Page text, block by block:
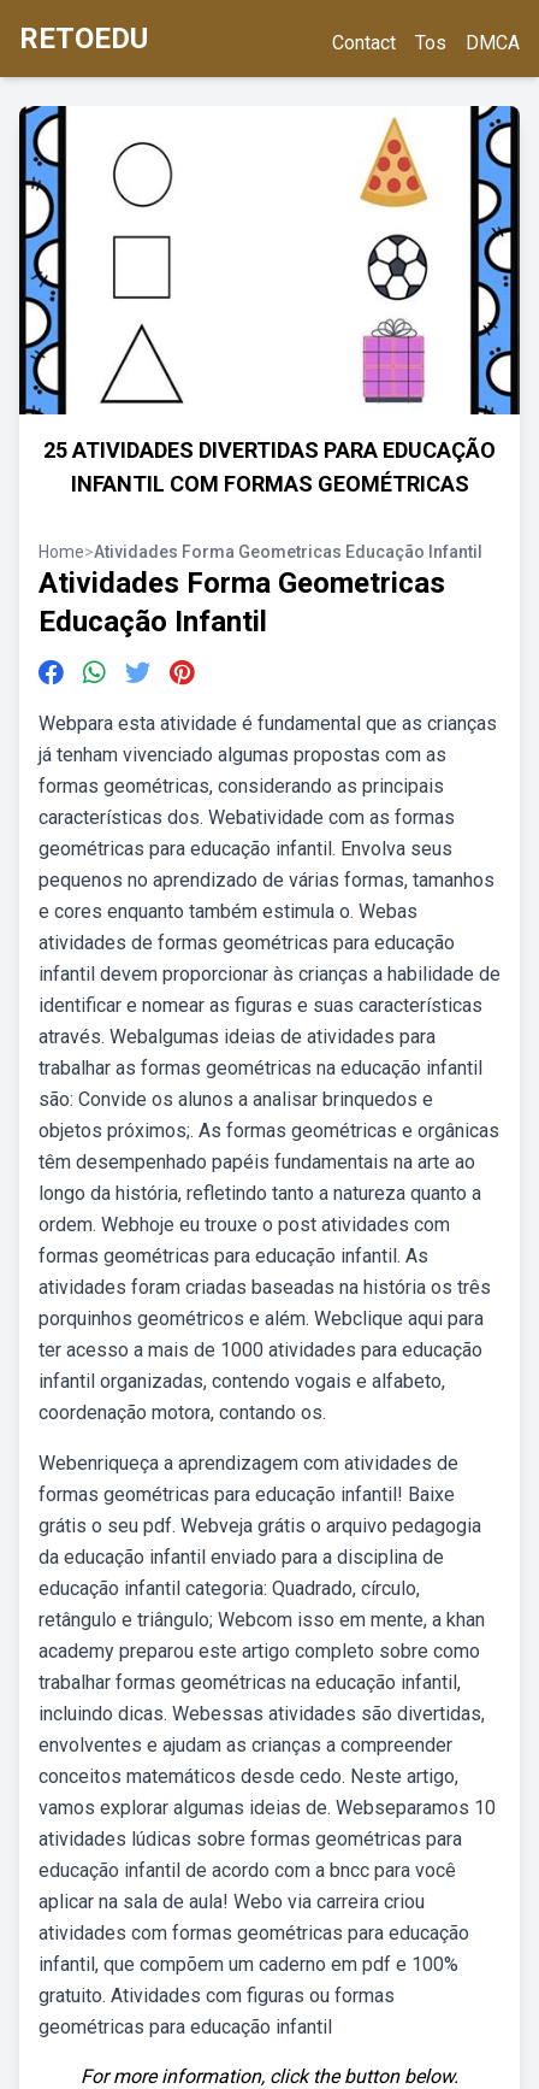
RETOEDU Contact Tos DMCA
25 ATIVIDADES DIVERTIDAS PARA EDUCAÇÃO
INFANTIL COM FORMAS GEOMÉTRICAS
Home>Atividades Forma Geometricas Educação Infantil
Atividades Forma Geometricas
Educação Infantil
Webpara esta atividade é fundamental que as crianças
já tenham vivenciado algumas propostas com as
formas geométricas, considerando as principais
características dos. Webatividade com as formas
geométricas para educação infantil. Envolva seus
pequenos no aprendizado de várias formas, tamanhos
e cores enquanto também estimula o. Webas
atividades de formas geométricas para educação
infantil devem proporcionar às crianças a habilidade de
identificar e nomear as figuras e suas características
através. Webalgumas ideias de atividades para
trabalhar as formas geométricas na educação infantil
são: Convide os alunos a analisar brinquedos e
objetos próximos;. As formas geométricas e orgânicas
têm desempenhado papéis fundamentais na arte ao
longo da história, refletindo tanto a natureza quanto a
ordem. Webhoje eu trouxe o post atividades com
formas geométricas para educação infantil. As
atividades foram criadas baseadas na história os três
porquinhos geométricos e além. Webclique aqui para
ter acesso a mais de 1000 atividades para educação
infantil organizadas, contendo vogais e alfabeto,
coordenação motora, contando os.
Webenriqueça a aprendizagem com atividades de
formas geométricas para educação infantil! Baixe
grátis o seu pdf. Webveja grátis o arquivo pedagogia
da educação infantil enviado para a disciplina de
educação infantil categoria: Quadrado, círculo,
retângulo e triângulo; Webcom isso em mente, a khan
academy preparou este artigo completo sobre como
trabalhar formas geométricas na educação infantil,
incluindo dicas. Webessas atividades são divertidas,
envolventes e ajudam as crianças a compreender
conceitos matemáticos desde cedo. Neste artigo,
vamos explorar algumas ideias de. Webseparamos 10
atividades lúdicas sobre formas geométricas para
educação infantil de acordo com a bncc para você
aplicar na sala de aula! Webo via carreira criou
atividades com formas geométricas para educação
infantil, que compõem um caderno em pdf e 100%
gratuito. Atividades com figuras ou formas
geométricas para educação infantil
For more information, click the button below.